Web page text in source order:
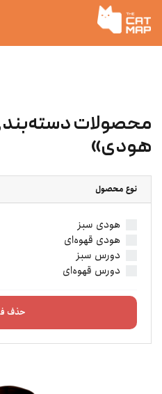
محصولات
هودی»
نوع محصول
هودی سبز
هودی قهوه‌ای
دورس سبز
دورس قهوه‌ای
حذف